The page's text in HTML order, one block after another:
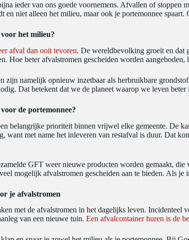
ieder van ons goede voornemens. Afvallen of stoppen
en niet alleen het milieu, maar ook je portemonnee spaart.
het milieu?
afval dan ooit tevoren. De wereldbevolking groeit en dat
Hoe beter afvalstromen gescheiden worden
zijn namelijk opnieuw inzetbaar als herbruikbare
Dat betekent dat we de planeet waarop we leven beter
de portemonnee?
belangrijke prioriteit binnen vrijwel elke gemeente. De
want met name het inleveren van restafval is duur. Dat
GFT weer nieuwe producten worden gemaakt,
mogelijk afvalstromen gescheiden aan te bieden. Als
je afvalstromen
met de afvalstromen in het dagelijks leven.
van een nieuwe tuin. Een afvalcontainer huren is de